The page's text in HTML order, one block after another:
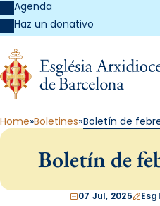
Agenda
Haz un donativo
Home Boletines Boletín de
Boletín de
07 Jul, 2025